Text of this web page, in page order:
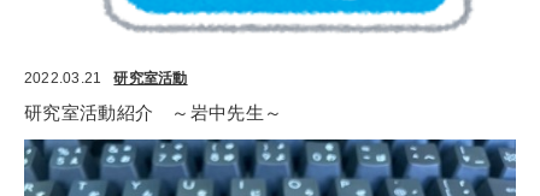
2022.03.21 研究室活動
研究室活動紹介　～岩中先生～